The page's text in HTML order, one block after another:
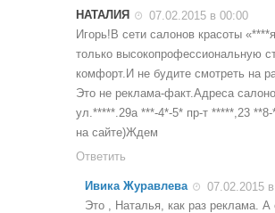
НАТАЛИЯ
07.02.2015 в 00:00
Игорь!В сети салонов красоты
только высокопрофессиональную
комфорт.И не будите смотреть на
Это не реклама-факт.Адреса
ул.*****.29а ***-4*-5* пр-т *****,23
на сайте)Ждем
Ответить
Ивика Журавлева
07.02.2015
Это , Наталья, как раз реклама. А